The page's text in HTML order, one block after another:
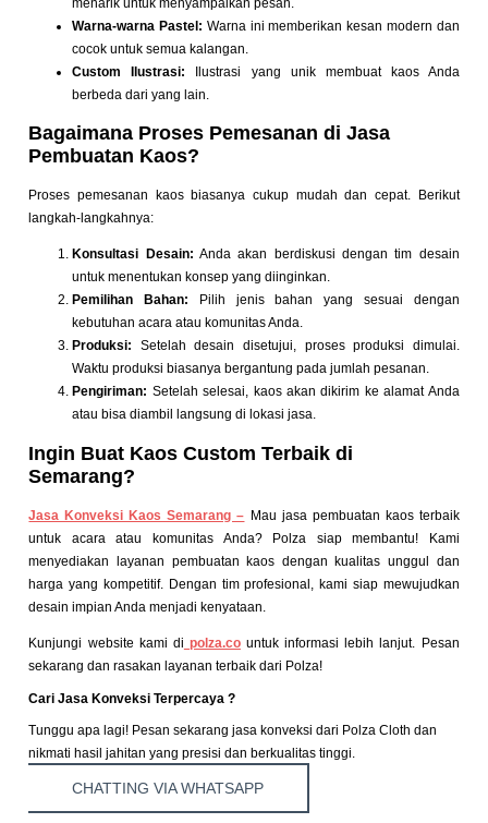
Warna-warna Pastel: Warna ini memberikan kesan modern dan
cocok untuk semua kalangan.
Custom Ilustrasi:
Ilustrasi yang unik membuat kaos Anda
berbeda dari yang lain.
Bagaimana Proses Pemesanan di Jasa
Pembuatan Kaos?
Proses pemesanan kaos biasanya cukup mudah dan cepat. Berikut
langkah-langkahnya:
Konsultasi Desain: Anda akan berdiskusi dengan tim desain
untuk menentukan konsep yang diinginkan.
Pemilihan Bahan: Pilih jenis bahan yang sesuai dengan
kebutuhan acara atau komunitas Anda.
Produksi:
Setelah desain disetujui, proses produksi dimulai.
Waktu produksi biasanya bergantung pada jumlah pesanan.
Pengiriman: Setelah selesai, kaos akan dikirim ke alamat Anda
atau bisa diambil langsung di lokasi jasa.
Ingin Buat Kaos Custom Terbaik di
Semarang?
Jasa Konveksi Kaos Semarang – Mau jasa pembuatan kaos terbaik
untuk acara atau komunitas Anda? Polza siap membantu! Kami
menyediakan layanan pembuatan kaos dengan kualitas unggul dan
harga yang kompetitif. Dengan tim profesional, kami siap mewujudkan
desain impian Anda menjadi kenyataan.
Kunjungi website kami di polza.countuk informasi lebih lanjut. Pesan
sekarang dan rasakan layanan terbaik dari Polza!
Cari Jasa Konveksi Terpercaya ?
Tunggu apa lagi! Pesan sekarang jasa konveksi dari Polza Cloth dan
nikmati hasil jahitan yang presisi dan berkualitas tinggi.
CHATTING VIA WHATSAPP